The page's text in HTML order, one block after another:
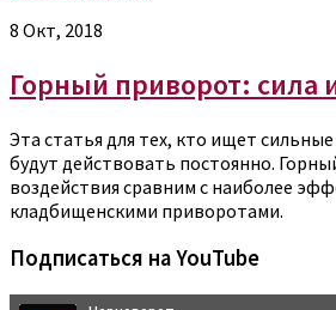
8 Окт, 2018
Горный приворот: сила
Эта статья для тех, кто ищет
будут действовать постоянно.
воздействия сравним с наиболее
кладбищенскими приворотами.
Подписаться на YouTube